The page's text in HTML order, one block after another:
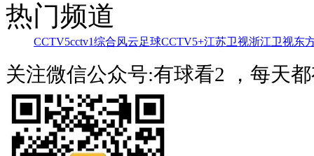
热门频道
CCTV5cctv1综合风云足球CCTV5+江苏卫视浙江卫视东
关注微信公众号:有球看2 ，每天